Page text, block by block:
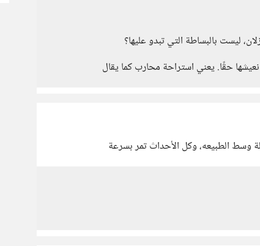
ليست بالبساطة التي تبدو عليها؟
نعيشها حقًا. يعني استراحة محارب كما يقال
وسط الطبيعه، وكل الأحداث تمر بسرعة